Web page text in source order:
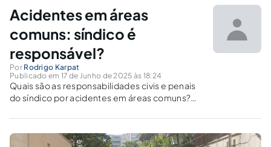
Acidentes em áreas
comuns: síndico é
responsável?
Por Rodrigo Karpat
Publicado em 17 de Junho de 2025 às 18:24
Quais são as responsabilidades civis e penais
do síndico por acidentes em áreas comuns?
o debate jurídico sobre omissão e
manutenção predial.